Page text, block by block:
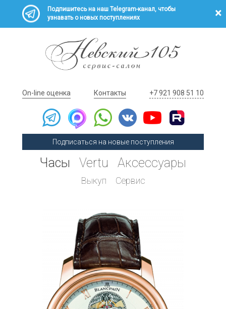
Подпишитесь на наш Telegram-канал, чтобы
узнавать о новых поступлениях
On-line оценка Контакты +7 921 908 51 10
Подписаться на новые поступления
Часы Vertu Аксессуары
Выкуп Сервис